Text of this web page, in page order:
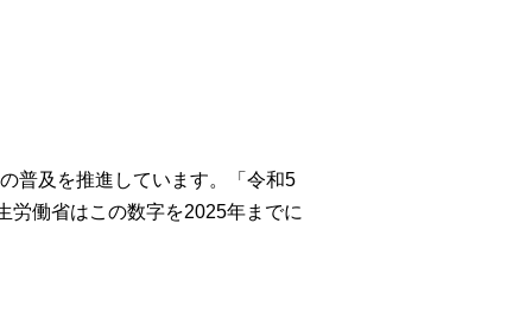
普及を推進しています。「令和5
労働省はこの数字を2025年までに